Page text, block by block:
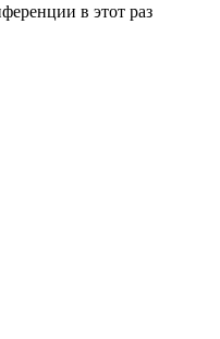
в этот раз